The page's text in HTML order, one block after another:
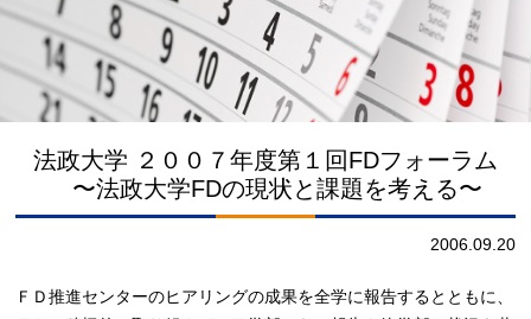
法政大学 ２００７年度第１回FDフォーラム
〜法政大学FDの現状と課題を考える〜
2006.09.20
ＦＤ推進センターのヒアリングの成果を全学に報告するとともに、